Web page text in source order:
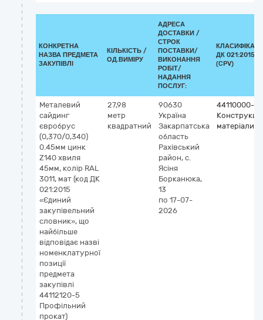
КОНКРЕТНА
НАЗВА ПРЕДМЕТА
ЗАКУПІВЛІ
КІЛЬКІСТЬ /
ОД.ВИМІРУ
АДРЕСА
ДОСТАВКИ /
СТРОК
ПОСТАВКИ/
ВИКОНАННЯ
РОБІТ/
НАДАННЯ
ПОСЛУГ:
ДК 021:2015
(CPV)
Металевий
сайдинг
євробрус
(0,370/0,340)
0.45мм цинк
Z140 хвиля
45мм, колір RAL
3011, мат (код ДК
021:2015
«Єдиний
закупівельний
словник», що
найбільше
відповідає назві
номенклатурної
позиції
предмета
закупівлі
44112120-5
Профільний
прокат)
27,98
метр
квадратний
90630
Україна
Закарпатська
область
Рахівський
район, с.
Ясіня
Борканюка,
13
по 17-07-
2026
44110000-4
матеріали